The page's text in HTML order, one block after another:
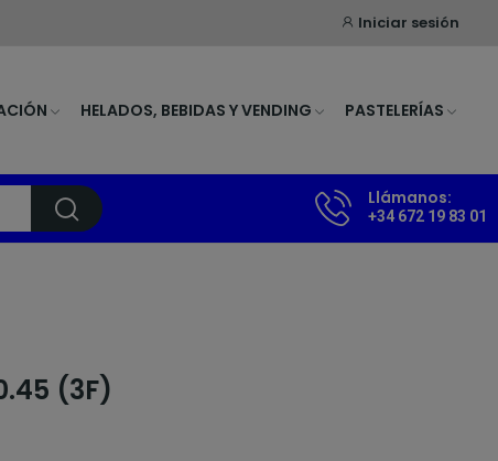
Iniciar sesión
HELADOS, BEBIDAS Y VENDING PASTELERÍAS
Llámanos:
+34 672 19 83 01
(3F)